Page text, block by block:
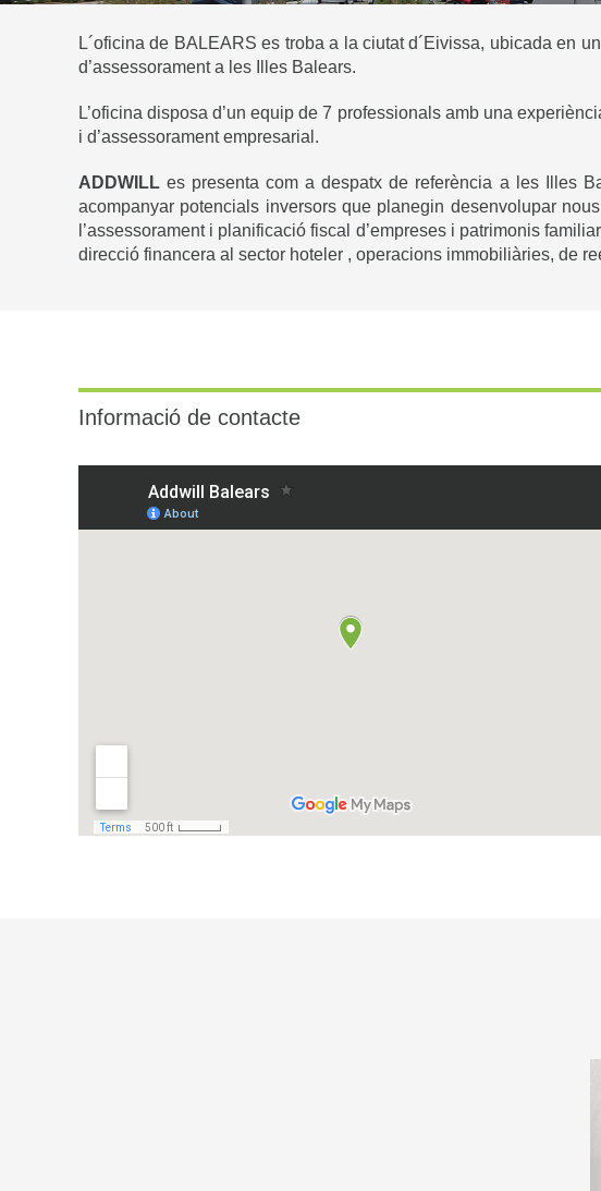
L´oficina de BALEARS es troba a la ciutat d´Eivissa, ubicada en
d’assessorament a les Illes Balears.
L’oficina disposa d’un equip de 7 professionals amb una
i d’assessorament empresarial.
ADDWILLes presenta com a despatx de referència a les Illes
acompanyar potencials inversors que planegin desenvolupar
l’assessorament i planificació fiscal d’empreses i patrimonis
direcció financera al sector hoteler , operacions immobiliàries, de
Informació de contacte